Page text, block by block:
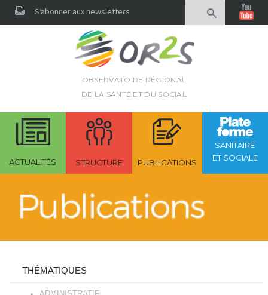
S‘abonner aux newsletters
OBSERVATOIRE RÉGIONAL
DE LA SANTÉ ET DU SOCIAL
ACTUALITÉS STRUCTURE PUBLICATIONS
SANITAIRE
ET SOCIALE
THÉMATIQUES